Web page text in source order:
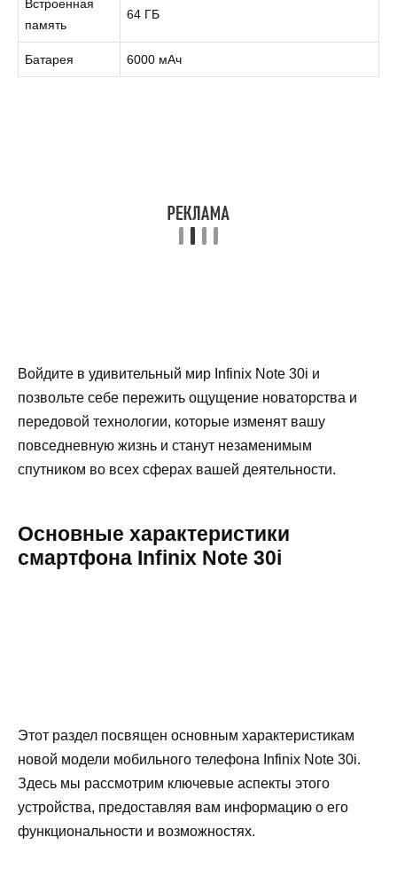
Встроенная
память
64 ГБ
Батарея 6000 мАч
Войдите в удивительный мир Infinix Note 30i и
позвольте себе пережить ощущение новаторства и
передовой технологии, которые изменят вашу
повседневную жизнь и станут незаменимым
спутником во всех сферах вашей деятельности.
Основные характеристики
смартфона Infinix Note 30i
Этот раздел посвящен основным характеристикам
новой модели мобильного телефона Infinix Note 30i.
Здесь мы рассмотрим ключевые аспекты этого
устройства, предоставляя вам информацию о его
функциональности и возможностях.